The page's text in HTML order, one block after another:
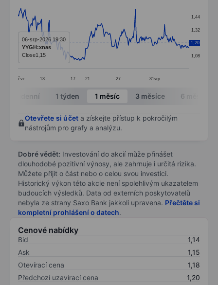
Line chart with 241 data points.
The chart has 1 X axis displaying categories.
The chart has 1 Y axis displaying values. Data ranges
čvc 13 17 21 27 31srp
1,08
1,20
1,32
1,44
1,20
06-srp-2026 19:30
YYGH:xnas
Close1,15
End of interactive chart.
Intradenní 1 týden 1 měsíc 3 měsíce 6 měsíců
Otevřete si účet a získejte přístup k pokročilým
nástrojům pro grafy a analýzu.
Dobré vědět: Investování do akcií může přinášet
dlouhodobé pozitivní výnosy, ale zahrnuje i určitá rizika.
Můžete přijít o část nebo o celou svou investici.
Historický výkon této akcie není spolehlivým ukazatelem
budoucích výsledků. Data od externích poskytovatelů
nebyla ze strany Saxo Bank jakkoli upravena. Přečtěte si
kompletní prohlášení o datech.
Cenové nabídky
Bid
1,14
Ask
1,15
Otevírací cena
1,18
Předchozí uzavírací cena
1,20